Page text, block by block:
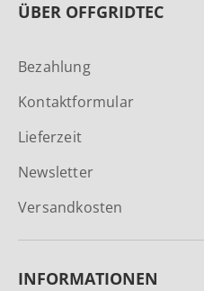
ÜBER OFFGRIDTEC
Bezahlung
Kontaktformular
Lieferzeit
Newsletter
Versandkosten
INFORMATIONEN